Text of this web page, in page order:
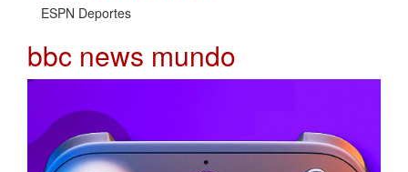
ESPN Deportes
bbc news mundo